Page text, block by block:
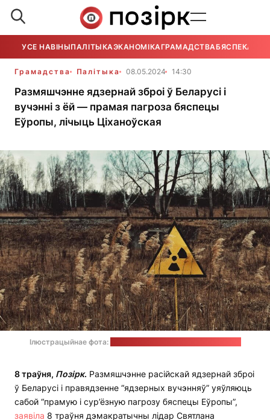
УСЕ НАВІНЫПАЛІТЫКАЭКАНОМІКАГРАМАДСТВАБЯСПЕКА
Грамадства Палітыка 08.05.2024 14:30
Размяшчэнне ядзернай зброі ў Беларусі і
вучэнні з ёй — прамая пагроза бяспецы
Еўропы, лічыць Ціханоўская
Ілюстрацыйнае фота:
8 траўня, Позірк. Размяшчэнне расійскай ядзернай зброі
ў Беларусі і правядзенне “ядзерных вучэнняў” уяўляюць
сабой “прамую і сур’ёзную пагрозу бяспецы Еўропы”,
заявіла 8 траўня дэмакратычны лідар Святлана